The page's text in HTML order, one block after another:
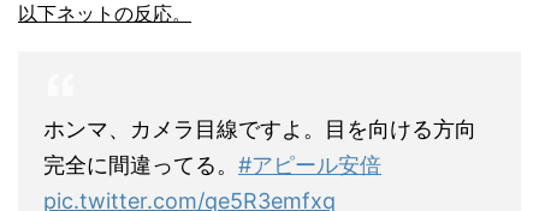
以下ネットの反応。
ホンマ、カメラ目線ですよ。目を向ける方向
完全に間違ってる。 #アピール安倍
pic.twitter.com/qe5R3emfxq